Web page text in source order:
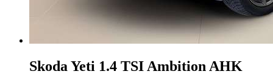
Skoda Yeti 1.4 TSI Ambition AHK